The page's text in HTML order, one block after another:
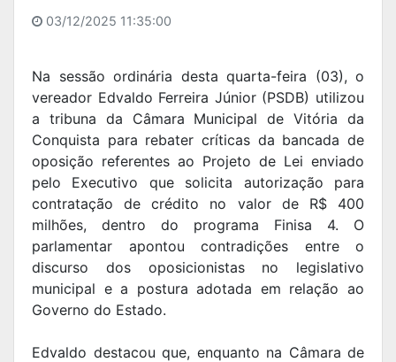
03/12/2025 11:35:00
Na sessão ordinária desta quarta-feira (03), o
vereador Edvaldo Ferreira Júnior (PSDB) utilizou
a tribuna da Câmara Municipal de Vitória da
Conquista para rebater críticas da bancada de
oposição referentes ao Projeto de Lei enviado
pelo Executivo que solicita autorização para
contratação de crédito no valor de R$ 400
milhões, dentro do programa Finisa 4. O
parlamentar apontou contradições entre o
discurso dos oposicionistas no legislativo
municipal e a postura adotada em relação ao
Governo do Estado.
Edvaldo destacou que, enquanto na Câmara de